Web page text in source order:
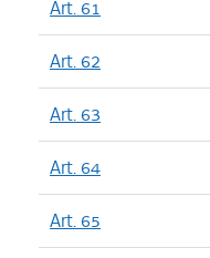
Art. 61
Art. 62
Art. 63
Art. 64
Art. 65